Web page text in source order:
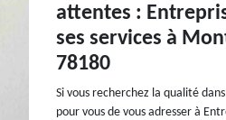
attentes :
ses services à
78180
Si vous recherchez la qualité
pour vous de vous adresser à